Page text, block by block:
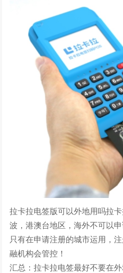
拉卡拉电签版可以外地用吗拉
波，港澳台地区，海外不可以
只有在申请注册的城市运用，
融机构会管控！
汇总：拉卡拉电签最好不要在